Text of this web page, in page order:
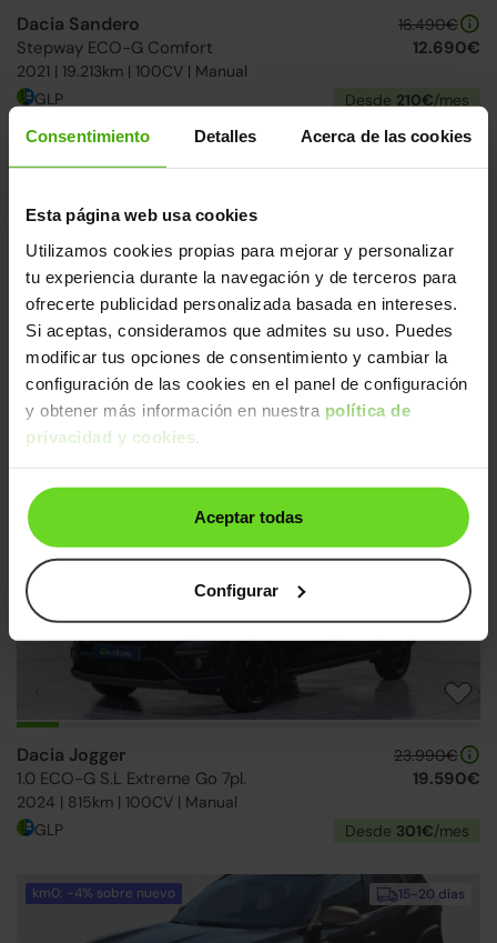
Consentimiento Detalles Acerca de las cookies
Esta página web usa cookies
Utilizamos cookies propias para mejorar y personalizar
tu experiencia durante la navegación y de terceros para
ofrecerte publicidad personalizada basada en intereses.
Si aceptas, consideramos que admites su uso. Puedes
modificar tus opciones de consentimiento y cambiar la
configuración de las cookies en el panel de configuración
y obtener más información en nuestra política de
privacidad y cookies
Aceptar todas
Configurar
Dacia Sandero
Stepway ECO-G Comfort
2021 | 19.213km | 100CV | Manual
16.490€
12.690€
GLP Desde 210€/mes
↓ 500€
Dacia Spring
Electric Comfort Plus 45
2022 | 23.995km | 45CV | Autonomía 230km
12.390€
Dacia Jogger
1.0 ECO-G S.L Extreme Go 7pl.
2024 | 815km | 100CV | Manual
23.990€
19.590€
GLP Desde 301€/mes
15-20 días
km0: -4% sobre nuevo